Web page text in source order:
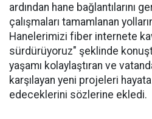
ardından hane bağlantılarını
çalışmaları tamamlanan
Hanelerimizi fiber internete
sürdürüyoruz" şeklinde
yaşamı kolaylaştıran ve
karşılayan yeni projeleri
edeceklerini sözlerine ekledi.